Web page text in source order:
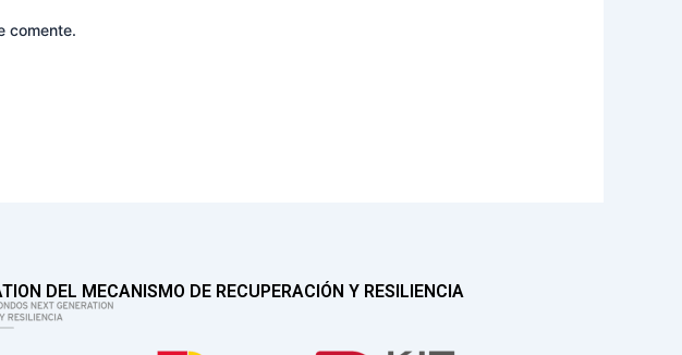
comente.
DEL MECANISMO DE RECUPERACIÓN Y RESILIENCIA